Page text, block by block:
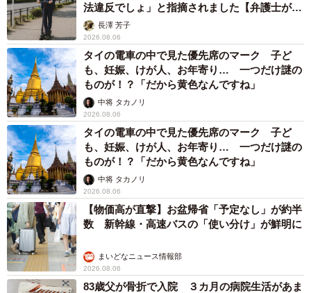
法違反でしょ」と指摘されました【弁護士が解
説】長澤 芳子
2026.08.06
タイの電車の中で見た優先席のマーク 子ど
も、妊娠、けが人、お年寄り… 一つだけ謎の
ものが！？「だから黄色なんですね」
中将 タカノリ
2026.08.06
タイの電車の中で見た優先席のマーク 子ど
も、妊娠、けが人、お年寄り… 一つだけ謎の
ものが！？「だから黄色なんですね」
中将 タカノリ
2026.08.06
【物価高が直撃】お盆帰省「予定なし」が約半
数 新幹線・高速バスの「使い分け」が鮮明に
まいどなニュース情報部
2026.08.06
83歳父が骨折で入院 ３カ月の病院生活があま